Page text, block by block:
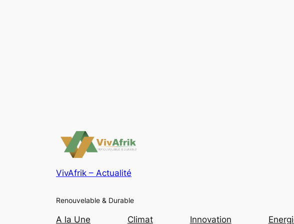
VivAfrik – Actualité
Renouvelable & Durable
A la Une Climat Innovation